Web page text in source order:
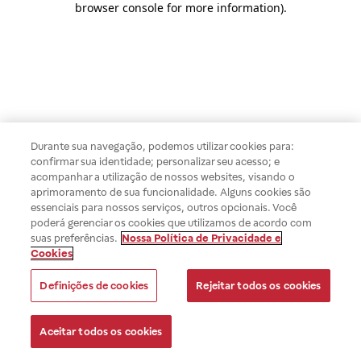
browser console for more information).
Durante sua navegação, podemos utilizar cookies para:
confirmar sua identidade; personalizar seu acesso; e
acompanhar a utilização de nossos websites, visando o
aprimoramento de sua funcionalidade. Alguns cookies são
essenciais para nossos serviços, outros opcionais. Você
poderá gerenciar os cookies que utilizamos de acordo com
suas preferências. Nossa Política de Privacidade e
Cookies
Definições de cookies Rejeitar todos os cookies
Aceitar todos os cookies